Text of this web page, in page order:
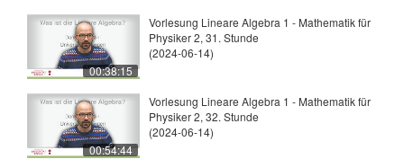
00:38:15
Vorlesung Lineare Algebra 1 - Mathematik für
Physiker 2, 31. Stunde
(2024-06-14)
00:54:44
Vorlesung Lineare Algebra 1 - Mathematik für
Physiker 2, 32. Stunde
(2024-06-14)